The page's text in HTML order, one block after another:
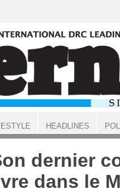
dernier
dans le
HEADLINES